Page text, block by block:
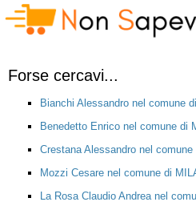
Forse cercavi...
Bianchi Alessandro nel comune
Benedetto Enrico nel comune di
Crestana Alessandro nel
Mozzi Cesare nel comune di
La Rosa Claudio Andrea nel